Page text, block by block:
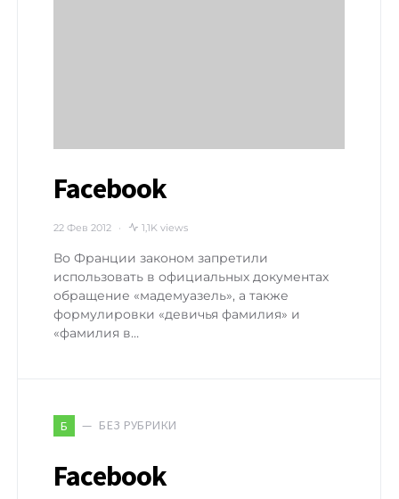
Facebook
22 Фев 2012 1,1K views
Во Франции законом запретили
использовать в официальных документах
обращение «мадемуазель», а также
формулировки «девичья фамилия» и
«фамилия в…
Б БЕЗ РУБРИКИ
Facebook